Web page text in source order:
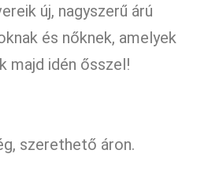
új, nagyszerű árú
és nőknek, amelyek
majd idén ősszel!
szerethető áron.